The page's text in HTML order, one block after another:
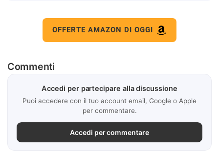
OFFERTE AMAZON DI OGGI
Commenti
Accedi per partecipare alla discussione
Puoi accedere con il tuo account email, Google o Apple
per commentare.
Accedi per commentare